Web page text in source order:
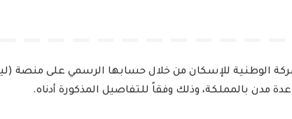
الوطنية للإسكان من خلال حسابها الرسمي على منصة
مدن بالمملكة، وذلك وفقاً للتفاصيل المذكورة أدناه.